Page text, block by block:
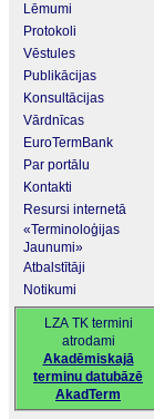
Lēmumi
Protokoli
Vēstules
Publikācijas
Konsultācijas
Vārdnīcas
EuroTermBank
Par portālu
Kontakti
Resursi internetā
«Terminoloģijas
Jaunumi»
Atbalstītāji
Notikumi
LZA TK termini
atrodami
Akadēmiskajā
terminu datubāzē
AkadTerm